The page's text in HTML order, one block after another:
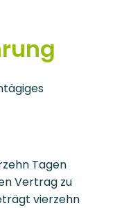
Tagen
Vertrag zu
vierzehn